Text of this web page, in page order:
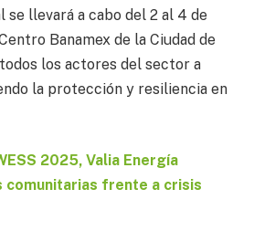
se llevará a cabo del 2 al 4 de
Banamex de la Ciudad de
los actores del sector a
la protección y resiliencia en
2025, Valia Energía
comunitarias frente a crisis